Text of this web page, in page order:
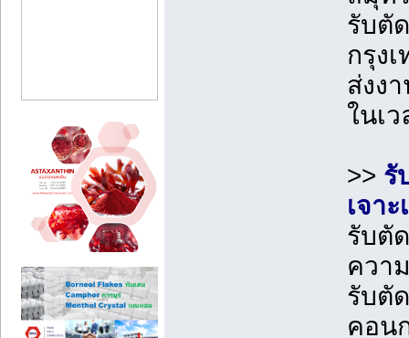
รับตั
กรุง
ส่งง
ในเ
>> รั
เจา
รับตั
ควา
รับตั
คอน